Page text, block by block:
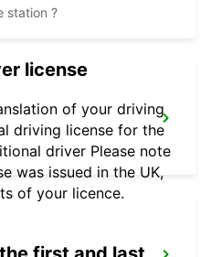
station ?
license
of your driving
driving license for the
driver Please note
was issued in the UK,
of your licence.